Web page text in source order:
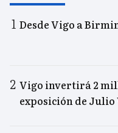
Desde Vigo a
Vigo invertirá 2
exposición de Julio